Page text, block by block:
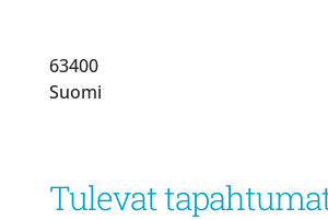
63400
Suomi
Tulevat